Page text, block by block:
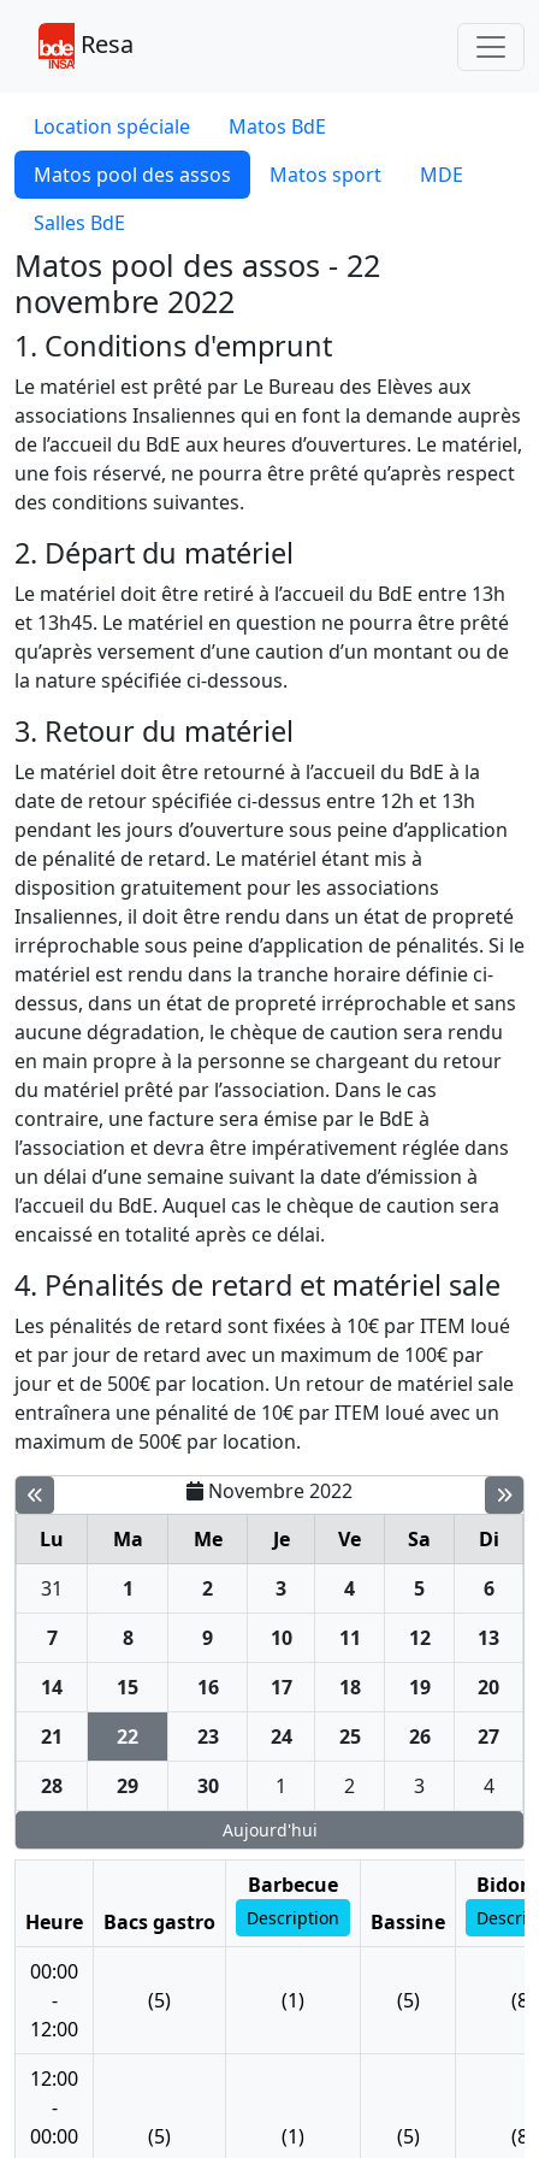
Resa
Location spéciale
Matos BdE
Matos pool des assos
Matos sport
MDE
Salles BdE
Matos pool des assos - 22
novembre 2022
1. Conditions d'emprunt
Le matériel est prêté par Le Bureau des Elèves aux
associations Insaliennes qui en font la demande auprès
de l’accueil du BdE aux heures d’ouvertures. Le matériel,
une fois réservé, ne pourra être prêté qu’après respect
des conditions suivantes.
2. Départ du matériel
Le matériel doit être retiré à l’accueil du BdE entre 13h
et 13h45. Le matériel en question ne pourra être prêté
qu’après versement d’une caution d’un montant ou de
la nature spécifiée ci-dessous.
3. Retour du matériel
Le matériel doit être retourné à l’accueil du BdE à la
date de retour spécifiée ci-dessus entre 12h et 13h
pendant les jours d’ouverture sous peine d’application
de pénalité de retard. Le matériel étant mis à
disposition gratuitement pour les associations
Insaliennes, il doit être rendu dans un état de propreté
irréprochable sous peine d’application de pénalités. Si le
matériel est rendu dans la tranche horaire définie ci-
dessus, dans un état de propreté irréprochable et sans
aucune dégradation, le chèque de caution sera rendu
en main propre à la personne se chargeant du retour
du matériel prêté par l’association. Dans le cas
contraire, une facture sera émise par le BdE à
l’association et devra être impérativement réglée dans
un délai d’une semaine suivant la date d’émission à
l’accueil du BdE. Auquel cas le chèque de caution sera
encaissé en totalité après ce délai.
4. Pénalités de retard et matériel sale
Les pénalités de retard sont fixées à 10€ par ITEM loué
et par jour de retard avec un maximum de 100€ par
jour et de 500€ par location. Un retour de matériel sale
entraînera une pénalité de 10€ par ITEM loué avec un
maximum de 500€ par location.
Novembre 2022
Lu
Ma Me Je Ve Sa
Di
31
1 2 3 4 5
6
7
8 9 10 11 12
13
14
15 16 17 18 19
20
21
22 23 24 25 26
27
28
29 30 1 2 3 4
Aujourd'hui
Heure Bacs gastro
Barbecue
Description Bassine
Bidon
00:00
-
12:00
(5) (1) (5) (8)
12:00
-
00:00
(5) (1) (5) (8)